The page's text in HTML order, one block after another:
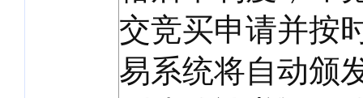
交竞买申请并按
易系统将自动颁